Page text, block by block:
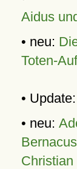
Aidus
• neu:
Toten-
• Update:
• neu:
Bernacus
Christian